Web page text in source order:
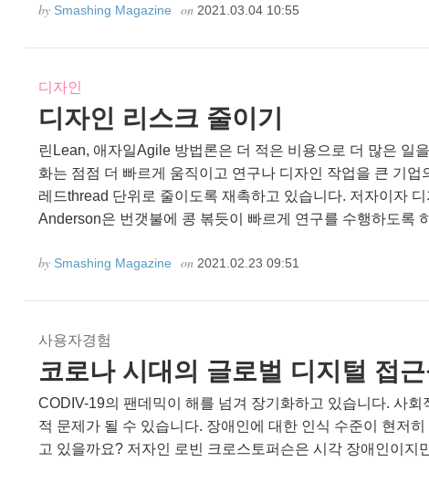
by Smashing Magazine on 2021.03.04 10:55
디자인
디자인 리스크 줄이기
린Lean, 애자일Agile 방법론은 더 적은 비용으로 더 많은 일
화는 점점 더 빠르게 움직이고 연구나 디자인 작업을 큰 기
레드thread 단위로 줄이도록 재촉하고 있습니다. 저자이자
Anderson은 번갯불에 콩 볶듯이 빠르게 연구를 수행하도록
by Smashing Magazine on 2021.02.23 09:51
사용자경험
코로나 시대의 글로벌 디지털 접
CODIV-19의 팬데믹이 해를 넘겨 장기화하고 있습니다. 사
적 문제가 될 수 있습니다. 장애인에 대한 인식 수준이 현저
고 있을까요? 저자인 로빈 크로스토퍼슨은 시각 장애인이지